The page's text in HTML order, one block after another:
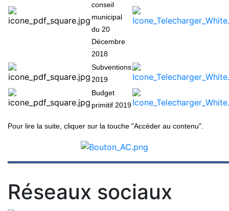
conseil
municipal
du 20
Décembre
2018
Subventions
2019
Budget
primitif 2019
Pour lire la suite, cliquer sur la touche "Accéder au contenu".
Réseaux sociaux